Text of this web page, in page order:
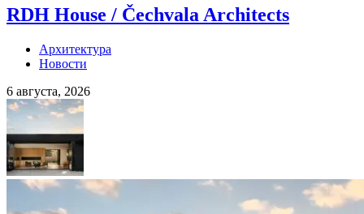
RDH House / Čechvala Architects
Архитектура
Новости
6 августа, 2026